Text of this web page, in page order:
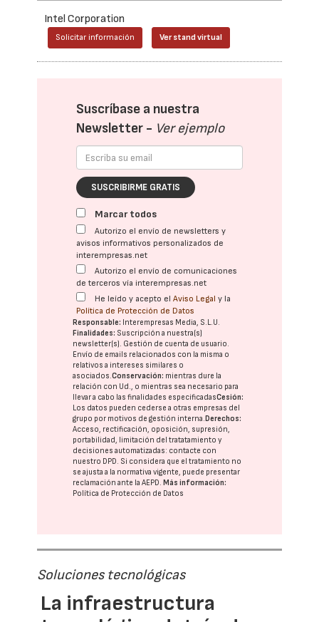
Intel Corporation
Solicitar información Ver stand virtual
Suscríbase a nuestra
Newsletter - Ver ejemplo
SUSCRIBIRME GRATIS
Marcar todos
Autorizo el envío de newsletters y
avisos informativos personalizados de
interempresas.net
Autorizo el envío de comunicaciones
de terceros vía interempresas.net
He leído y acepto elAviso Legal y la
Política de Protección de Datos
Responsable: Interempresas Media, S.L.U.
Finalidades: Suscripción a nuestra(s)
newsletter(s). Gestión de cuenta de usuario.
Envío de emails relacionados con la misma o
relativos a intereses similares o
asociados.Conservación: mientras dure la
relación con Ud., o mientras sea necesario para
llevar a cabo las finalidades especificadasCesión:
Los datos pueden cederse a otras empresas del
grupo por motivos de gestión interna. Derechos:
Acceso, rectificación, oposición, supresión,
portabilidad, limitación del tratatamiento y
decisiones automatizadas: contacte con
nuestro DPD. Si considera que el tratamiento no
se ajusta a la normativa vigente, puede presentar
reclamación ante laAEPD. Más información:
Política de Protección de Datos
Soluciones tecnológicas
La infraestructura